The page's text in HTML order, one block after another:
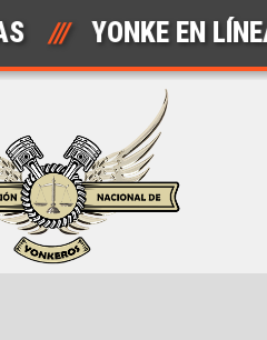
YONKE EN LÍNEA ///